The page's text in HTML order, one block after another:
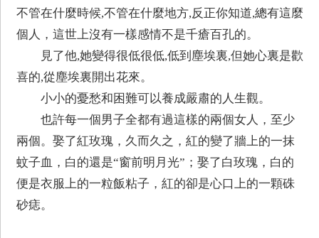
不管在什麼時候,不管在什麼地方,反正你知道,總有這麼
個人，這世上沒有一樣感情不是千瘡百孔的。
見了他,她變得很低很低,低到塵埃裏,但她心裏是歡
喜的,從塵埃裏開出花來。
小小的憂愁和困難可以養成嚴肅的人生觀。
也許每一個男子全都有過這樣的兩個女人，至少
兩個。娶了紅玫瑰，久而久之，紅的變了牆上的一抹
蚊子血，白的還是“窗前明月光”；娶了白玫瑰，白的
便是衣服上的一粒飯粘子，紅的卻是心口上的一顆硃
砂痣。